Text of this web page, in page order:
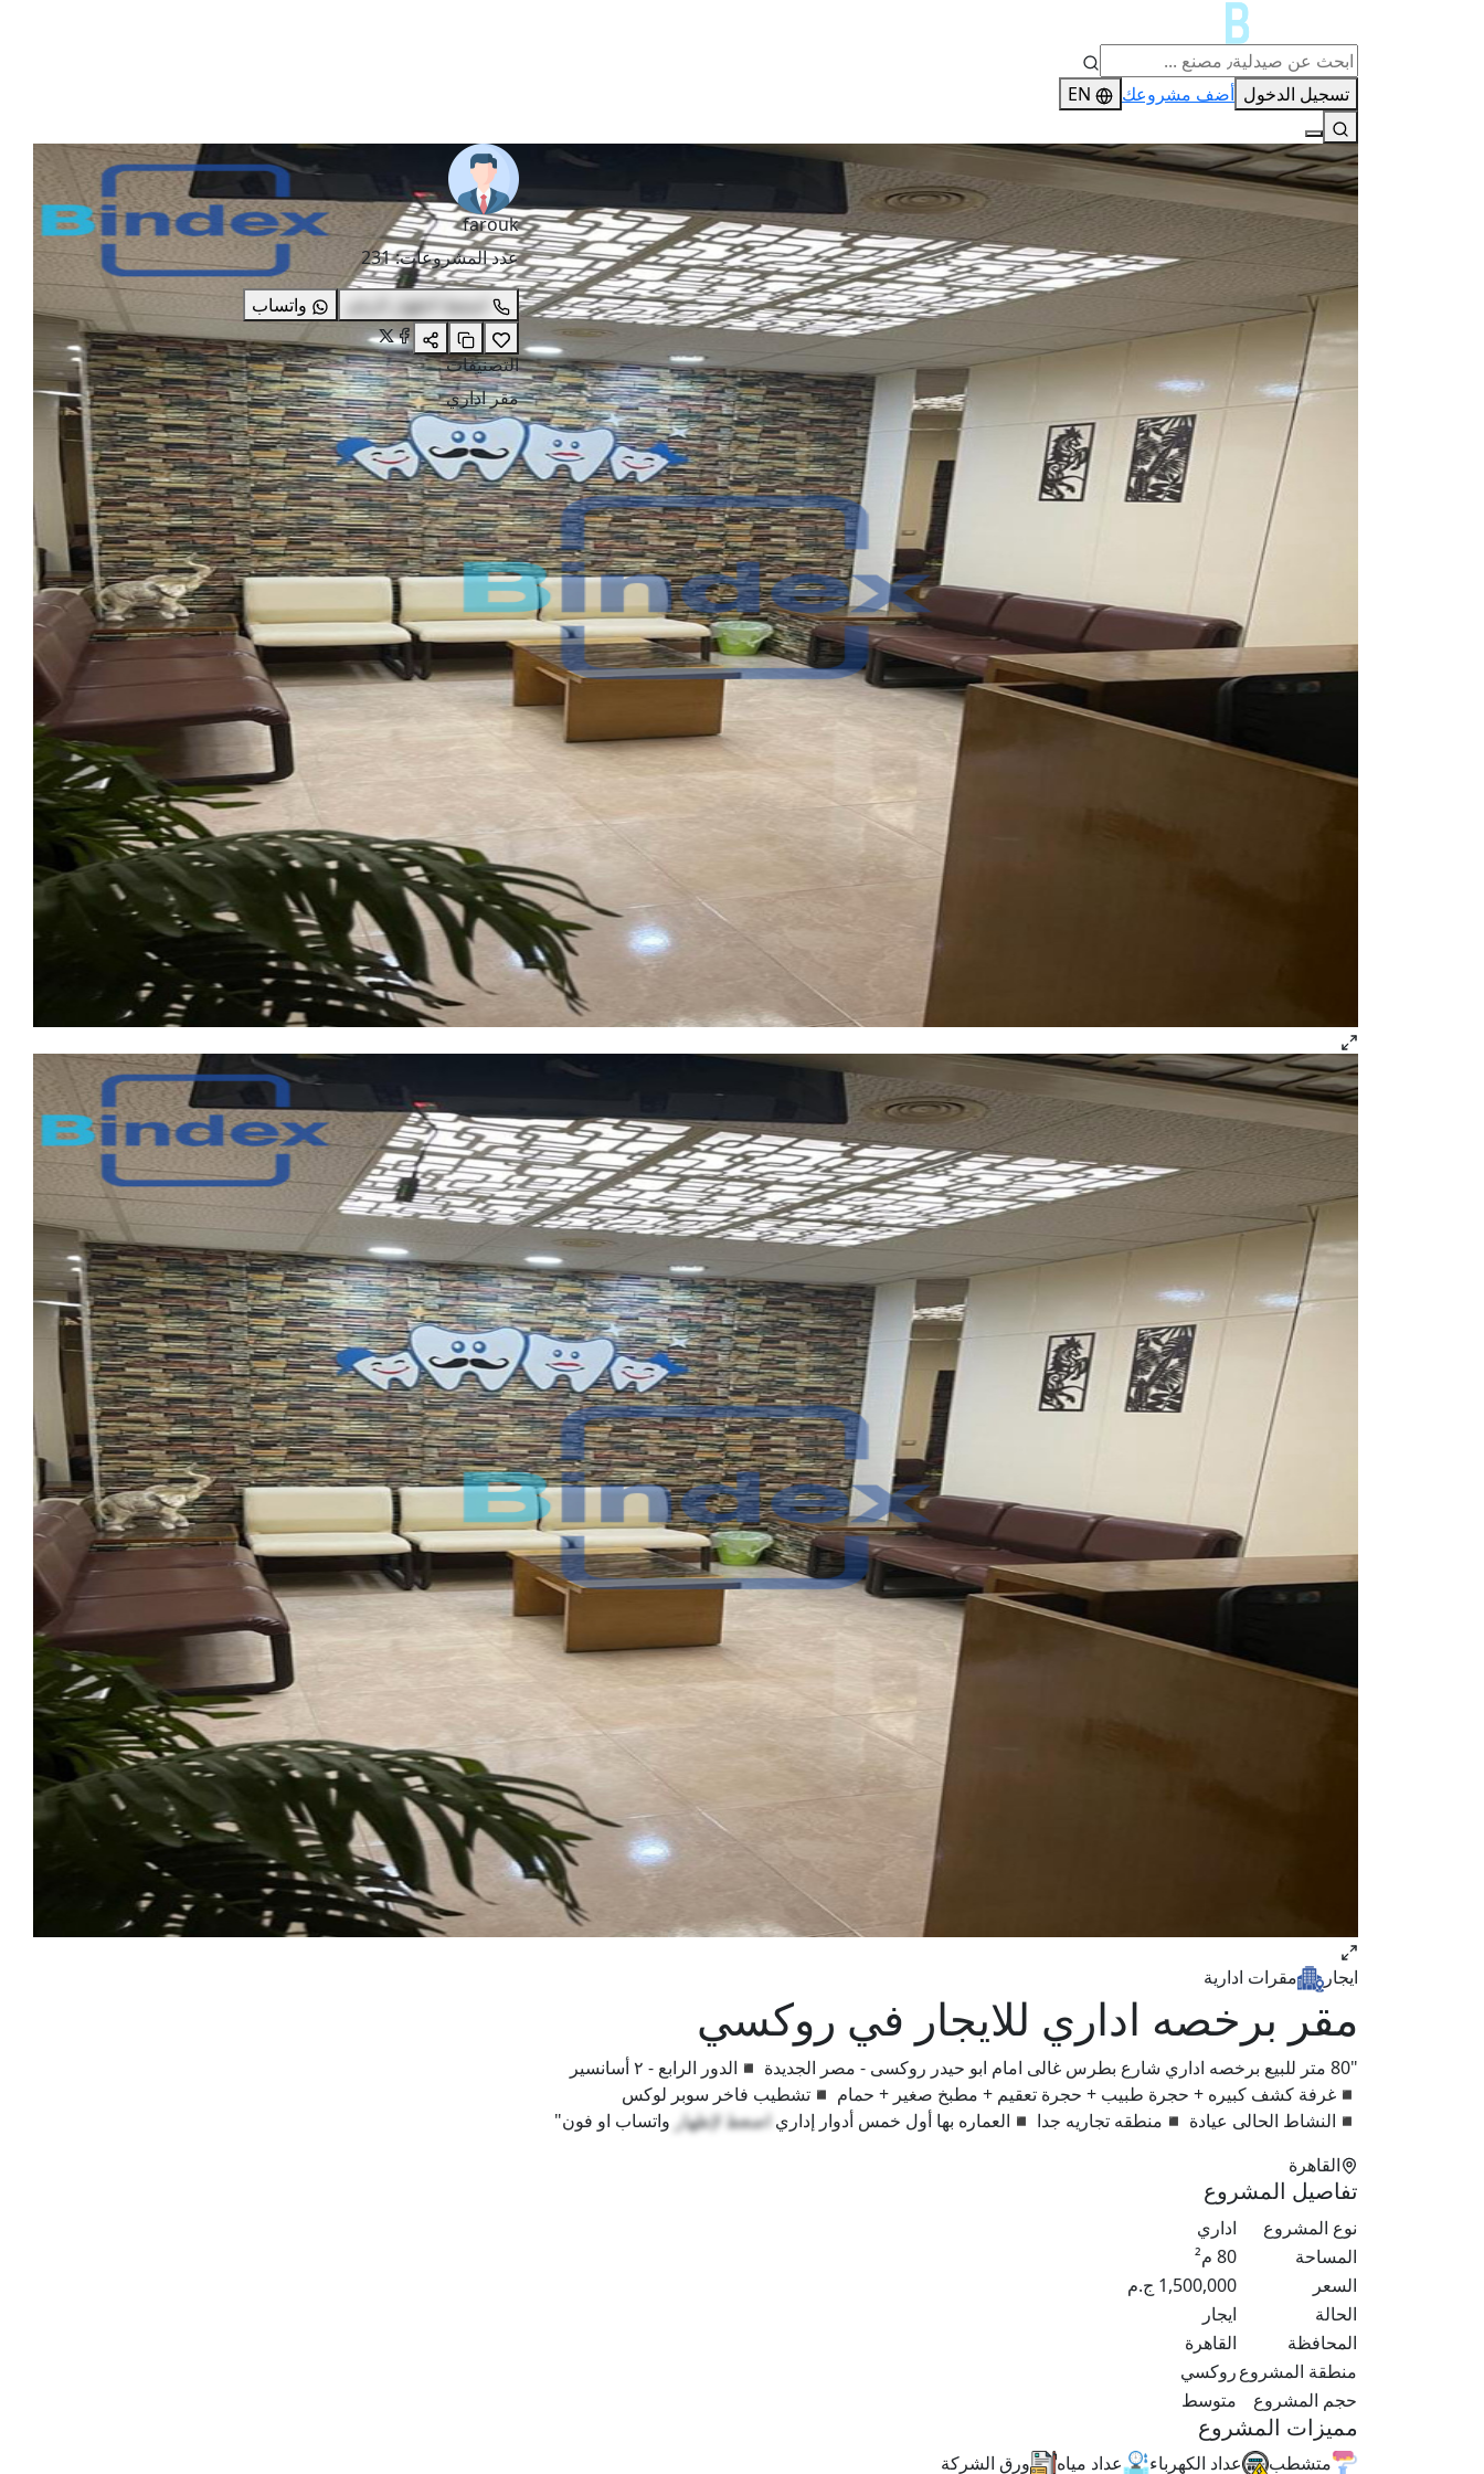
تسجيل الدخول أضف مشروعك EN
ايجار مقرات ادارية
مقر برخصه اداري للايجار في روكسي
"80 متر للبيع برخصه اداري شارع بطرس غالى امام ابو حيدر روكسى - مصر الجديدة ◾الدور الرابع - ٢ أسانسير
◾غرفة كشف كبيره + حجرة طبيب + حجرة تعقيم + مطبخ صغير + حمام ◾تشطيب فاخر سوبر لوكس
◾النشاط الحالى عيادة ◾منطقه تجاريه جدا ◾العماره بها أول خمس أدوار إداري اضغط لإظهار واتساب او فون"
القاهرة
تفاصيل المشروع
نوع المشروع
اداري
المساحة
80 م²
السعر
1,500,000 ج.م
الحالة
ايجار
المحافظة
القاهرة
منطقة المشروعروكسي
حجم المشروع
متوسط
مميزات المشروع
متشطب عداد الكهرباء عداد مياه ورق الشركة
farouk
عدد المشروعات:
231
اضغط لاظهار الرقم
واتساب
التصنيفات
مقر اداري